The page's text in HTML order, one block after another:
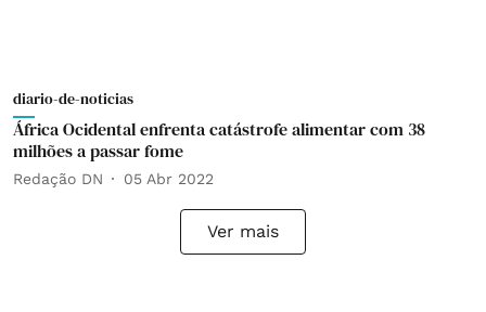
diario-de-noticias
África Ocidental enfrenta catástrofe alimentar com 38
milhões a passar fome
Redação DN 05 Abr 2022
Ver mais